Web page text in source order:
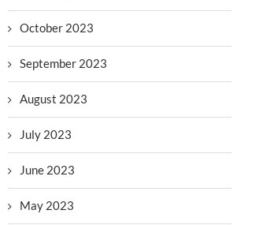
October 2023
September 2023
August 2023
July 2023
June 2023
May 2023